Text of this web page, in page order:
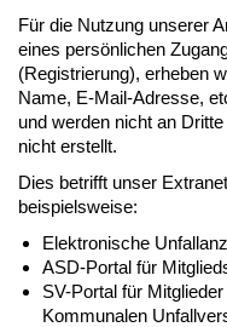
Für die Nutzung unserer
eines persönlichen
(Registrierung), erheben
Name, E-Mail-Adresse,
und werden nicht an
nicht erstellt.
Dies betrifft unser
beispielsweise:
Elektronische
ASD-Portal für
SV-Portal für
Kommunalen